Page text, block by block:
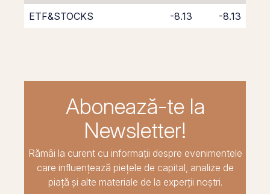
ETF&STOCKS
-8.13 -8.13
Abonează-te la
Newsletter!
Rămâi la curent cu informații despre evenimentele
care influențează piețele de capital, analize de
piață și alte materiale de la experții noștri.